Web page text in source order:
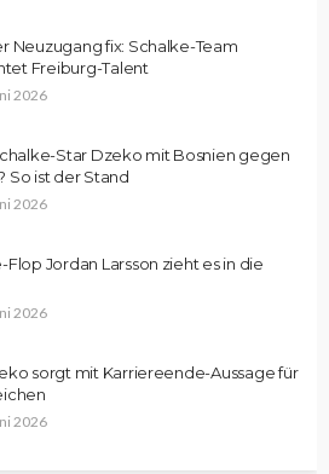
Neuzugang fix: Schalke-Team
Freiburg-Talent
2026
Star Dzeko mit Bosnien gegen
So ist der Stand
2026
Flop Jordan Larsson zieht es in die
2026
sorgt mit Karriereende-Aussage für
2026